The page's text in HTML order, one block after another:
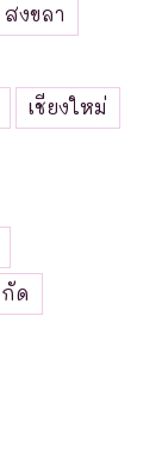
สงขลา
เชียงใหม่
ด